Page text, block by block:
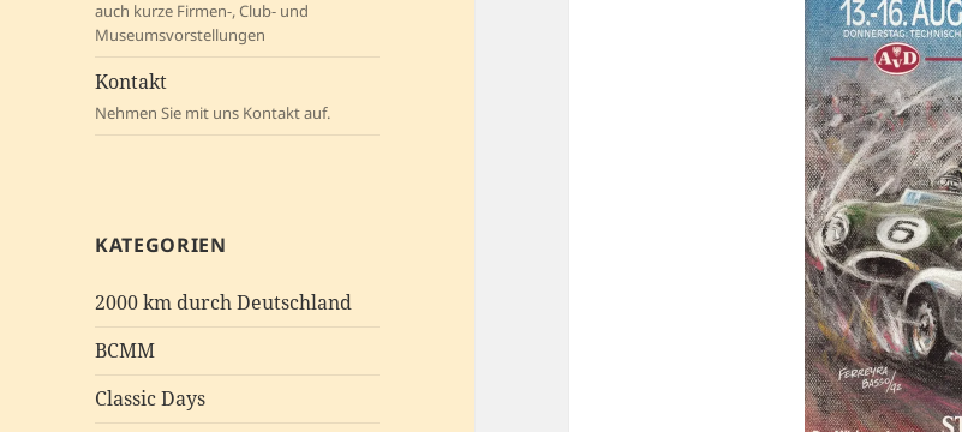
auch kurze Firmen-, Club- und
Museumsvorstellungen
Kontakt
Nehmen Sie mit uns Kontakt auf.
KATEGORIEN
2000 km durch Deutschland
BCMM
Classic Days